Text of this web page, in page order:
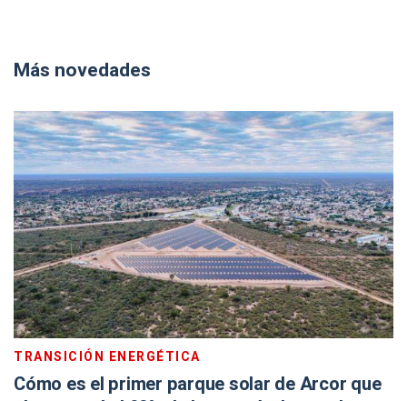
Más novedades
TRANSICIÓN ENERGÉTICA
Cómo es el primer parque solar de Arcor que